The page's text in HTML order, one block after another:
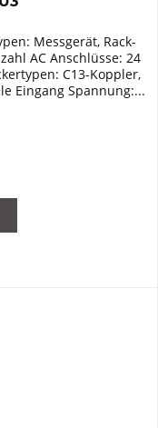
Messgerät, Rack-
AC Anschlüsse: 24
C13-Koppler,
Eingang Spannung:...